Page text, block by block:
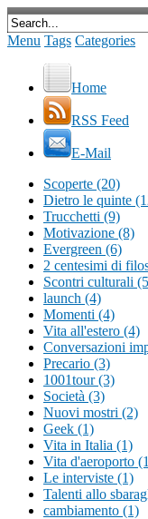
Menu Tags Categories
Home
RSS Feed
E-Mail
Scoperte (20)
Dietro le quinte
Trucchetti (9)
Motivazione (8)
Evergreen (6)
2 centesimi di
Scontri culturali
launch (4)
Momenti (4)
Vita all'estero (4)
Conversazioni
Precario (3)
1001tour (3)
Società (3)
Nuovi mostri (2)
Geek (1)
Vita in Italia (1)
Vita d'aeroporto
Le interviste (1)
Talenti allo
cambiamento (1)